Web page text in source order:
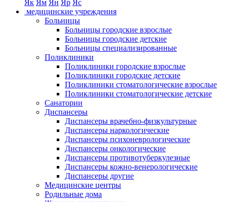
Як Ям Ян Яр Яс
медицинские учреждения
Больницы
Больницы городские взрослые
Больницы городские детские
Больницы специализированные
Поликлиники
Поликлиники городские взрослые
Поликлиники городские детские
Поликлиники стоматологические взрослые
Поликлиники стоматологические детские
Санатории
Диспансеры
Диспансеры врачебно-физкультурные
Диспансеры наркологические
Диспансеры психоневрологические
Диспансеры онкологические
Диспансеры противотуберкулезные
Диспансеры кожно-венерологические
Диспансеры другие
Медицинские центры
Родильные дома